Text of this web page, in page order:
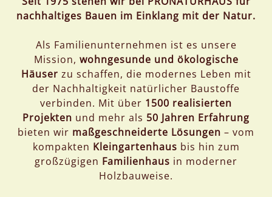
nachhaltiges Bauen im Einklang mit der Natur.
Als Familienunternehmen ist es unsere
Mission, wohngesunde und ökologische
Häuser zu schaffen, die modernes Leben mit
der Nachhaltigkeit natürlicher Baustoffe
verbinden. Mit über 1500 realisierten
Projekten und mehr als 50 Jahren Erfahrung
bieten wir maßgeschneiderte Lösungen – vom
kompakten Kleingartenhaus bis hin zum
großzügigen Familienhaus in moderner
Holzbauweise.